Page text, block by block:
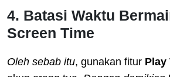
4. Batasi Waktu
Screen Time
Oleh sebab itu, gunakan fitur Play